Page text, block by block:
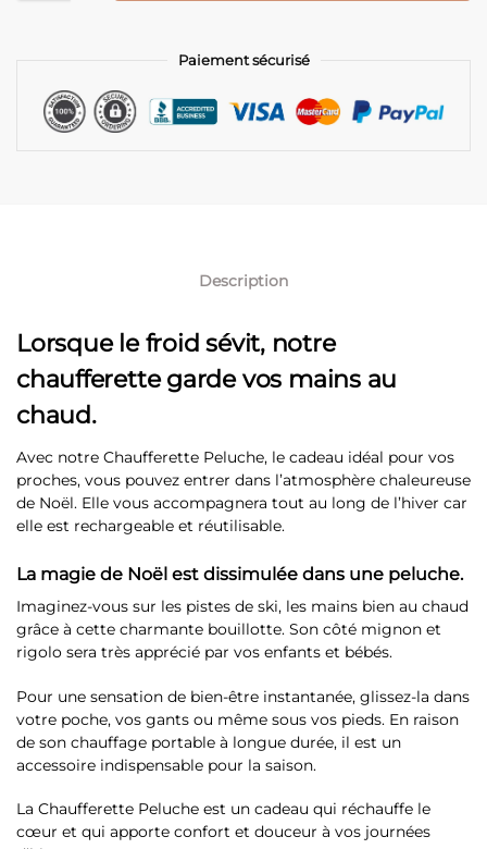
Paiement sécurisé
Description
Lorsque le froid sévit, notre
chaufferette garde vos mains au
chaud.
Avec notre Chaufferette Peluche, le cadeau idéal pour vos
proches, vous pouvez entrer dans l’atmosphère chaleureuse
de Noël. Elle vous accompagnera tout au long de l’hiver car
elle est rechargeable et réutilisable.
La magie de Noël est dissimulée dans une peluche.
Imaginez-vous sur les pistes de ski, les mains bien au chaud
grâce à cette charmante bouillotte. Son côté mignon et
rigolo sera très apprécié par vos enfants et bébés.
Pour une sensation de bien-être instantanée, glissez-la dans
votre poche, vos gants ou même sous vos pieds. En raison
de son chauffage portable à longue durée, il est un
accessoire indispensable pour la saison.
La Chaufferette Peluche est un cadeau qui réchauffe le
cœur et qui apporte confort et douceur à vos journées